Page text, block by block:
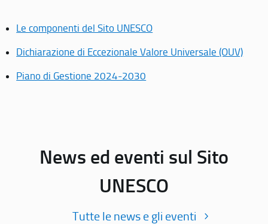
Le componenti del Sito UNESCO
Dichiarazione di Eccezionale Valore Universale (OUV)
Piano di Gestione 2024-2030
News ed eventi sul Sito
UNESCO
Tutte le news e gli eventi